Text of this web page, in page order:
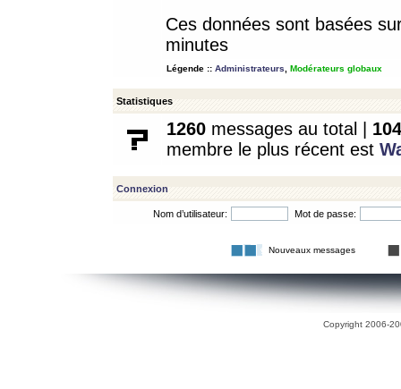
Ces données sont basées
minutes
Légende :: Administrateurs Modérateurs globaux
Statistiques
1260 messages au total | 104
membre le plus récent est
Connexion
Nom d’utilisateur: Mot de passe:
Nouveaux messages
Copyright 2006-